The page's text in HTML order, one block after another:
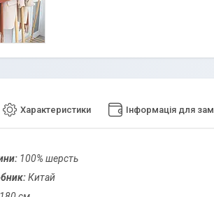
Характеристики Інформація для
100% шерсть
Китай